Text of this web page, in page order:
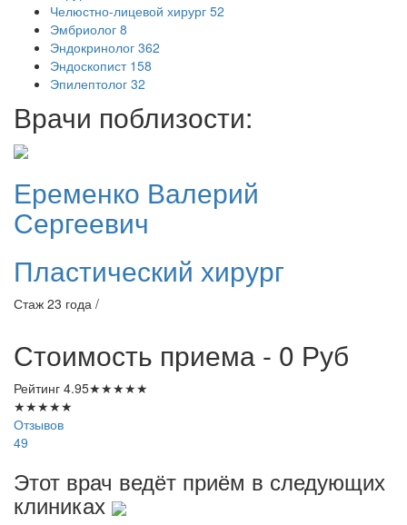
Челюстно-лицевой хирург 52
Эмбриолог 8
Эндокринолог 362
Эндоскопист 158
Эпилептолог 32
Врачи поблизости:
Еременко Валерий
Сергеевич
Пластический хирург
Стаж 23 года /
Стоимость приема - 0 Руб
Рейтинг 4.95★★★★★
★★★★★
Отзывов
49
Этот врач ведёт приём в следующих
клиниках